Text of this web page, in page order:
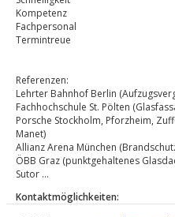
Kompetenz
Fachpersonal
Termintreue
Referenzen:
Lehrter Bahnhof Berlin
Fachhochschule St. Pölten
Porsche Stockholm, Pforzheim,
Manet)
Allianz Arena München
ÖBB Graz (punktgehaltenes
Sutor ...
Kontaktmöglichkeiten: